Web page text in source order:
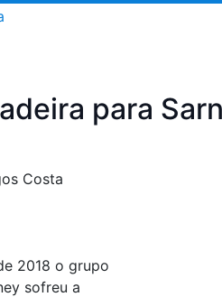
para
Costa
2018 o grupo
sofreu a